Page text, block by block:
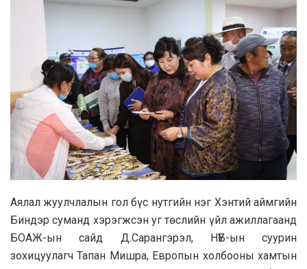
Аялал жуулчлалын гол бүс нутгийн нэг Хэнтий аймгийн
Биндэр суманд хэрэгжсэн уг төслийн үйл ажиллагаанд
БОАЖ-ын сайд Д.Сарангэрэл, НҮБ-ын суурин
зохицуулагч Тапан Мишра, Европын холбооны хамтын